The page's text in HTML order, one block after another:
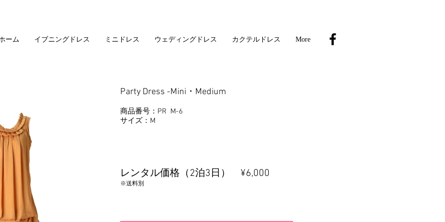
ーム イブニングドレス ミニドレス ウェディングドレス カクテルドレス More
​Party Dress -Mini・Medium
商品番号：PR M-6
​サイズ：M
レンタル価格（2泊3日） ¥6,000
​※送料別